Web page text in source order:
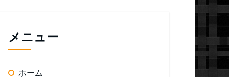
メニュー
ホーム